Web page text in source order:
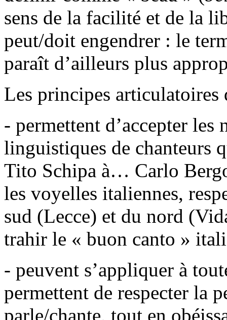
sens de la facilité et de la
peut/doit engendrer : le
paraît d’ailleurs plus
Les principes
- permettent d’accepter les
linguistiques de chanteurs
Tito Schipa à… Carlo
les voyelles italiennes,
sud (Lecce) et du nord
trahir le « buon canto »
- peuvent s’appliquer à
permettent de respecter la
parle/chante, tout en